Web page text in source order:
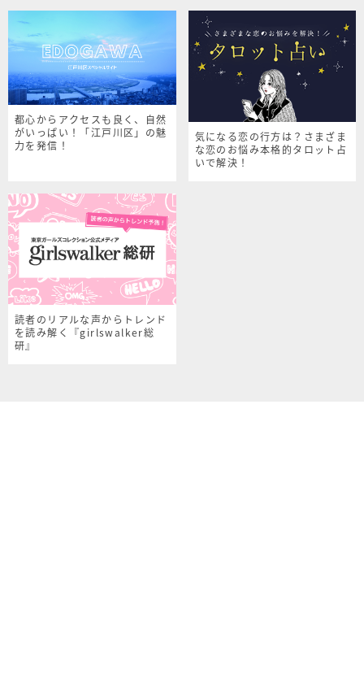
都心からアクセスも良く、自然
がいっぱい！「江戸川区」の魅
力を発信！
気になる恋の行方は？さまざま
な恋のお悩み本格的タロット占
いで解決！
読者のリアルな声からトレンド
を読み解く『girlswalker総
研』